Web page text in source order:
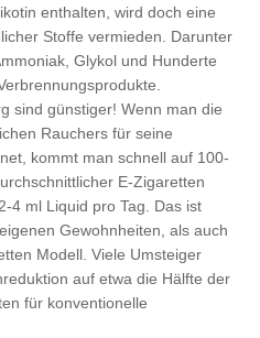
enthalten, wird doch eine
Stoffe vermieden. Darunter
Glykol und Hunderte
sind günstiger! Wenn man die
Rauchers für seine
kommt man schnell auf 100-
E-Zigaretten
4 ml Liquid pro Tag. Das ist
Gewohnheiten, als auch
Modell. Viele Umsteiger
auf etwa die Hälfte der
für konventionelle